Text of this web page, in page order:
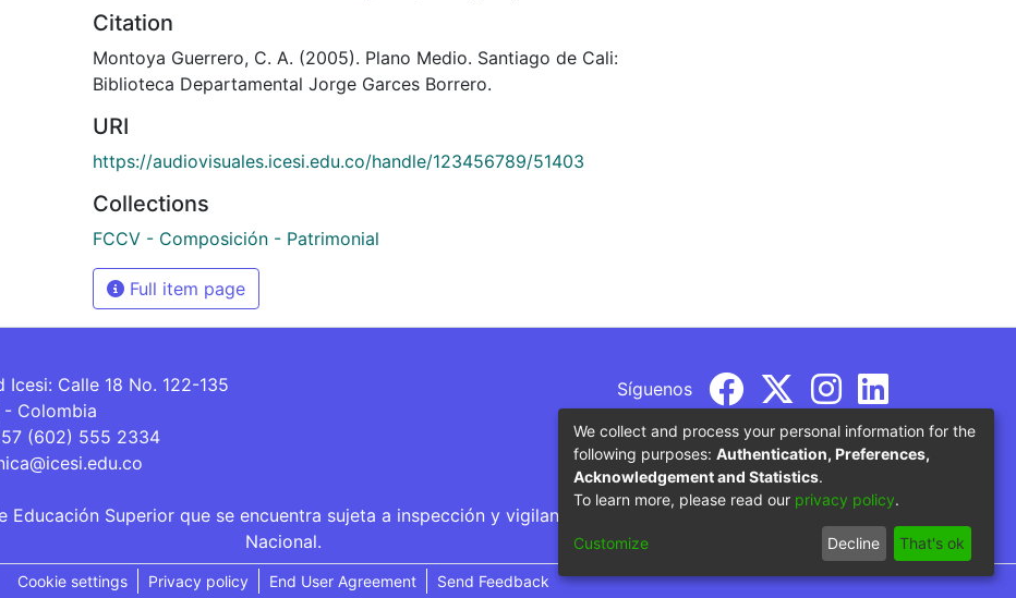
Citation
Montoya Guerrero, C. A. (2005). Plano Medio. Santiago de Cali:
Biblioteca Departamental Jorge Garces Borrero.
URI
https://audiovisuales.icesi.edu.co/handle/123456789/51403
Collections
FCCV - Composición - Patrimonial
Full item page
Icesi: Calle 18 No. 122-135
- Colombia
(602) 555 2334
Síguenos
Educación Superior que se encuentra sujeta a inspección y vigilancia por parte del Ministerio de Educación
Nacional.
Cookie settings Privacy policy End User Agreement Send Feedback
We collect and process your personal information for the
following purposes: Authentication, Preferences,
Acknowledgement and Statistics.
To learn more, please read our privacy policy.
Customize Decline That's ok